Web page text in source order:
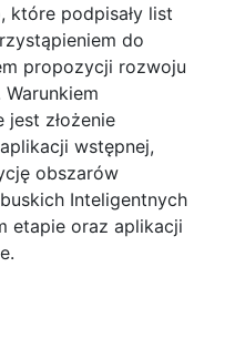
które podpisały list
do
propozycji rozwoju
złożenie
wstępnej,
obszarów
Inteligentnych
etapie oraz aplikacji